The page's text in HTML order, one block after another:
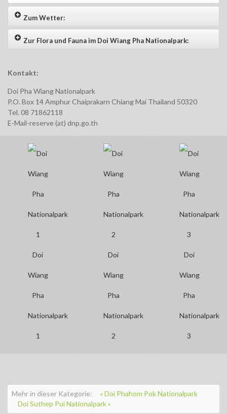
Zum Wetter:
Zur Flora und Fauna im Doi Wiang Pha Nationalpark:
Kontakt:
Doi Pha Wiang Nationalpark
P.O. Box 14 Amphur Chaiprakarn Chiang Mai Thailand 50320
Tel. 08 71862118
E-Mail-reserve (at) dnp.go.th
Doi
Wiang
Pha
Nationalpark
1
Doi
Wiang
Pha
Nationalpark
2
Doi
Wiang
Pha
Nationalpark
3
Mehr in dieser Kategorie:
« Doi Phahom Pok Nationalpark
Doi Suthep Pui Nationalpark »